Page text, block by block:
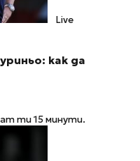
Live
как да
ти 15 минути.